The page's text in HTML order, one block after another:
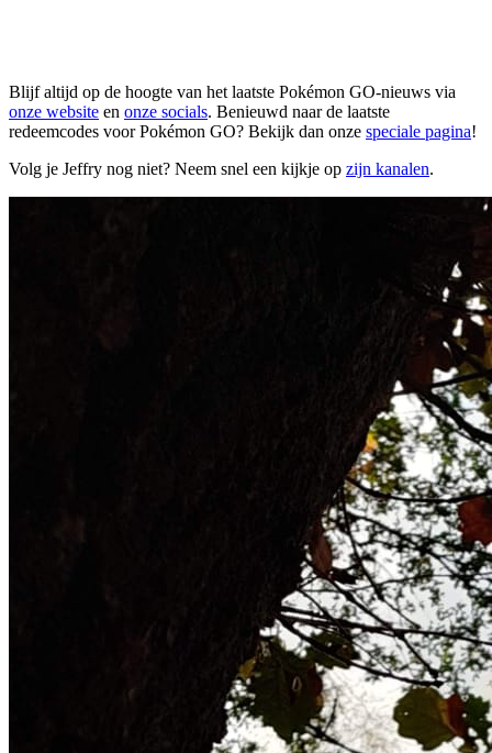
Blijf altijd op de hoogte van het laatste Pokémon GO-nieuws via
onze website en onze socials. Benieuwd naar de laatste
redeemcodes voor Pokémon GO? Bekijk dan onze speciale pagina!
Volg je Jeffry nog niet? Neem snel een kijkje op zijn kanalen.